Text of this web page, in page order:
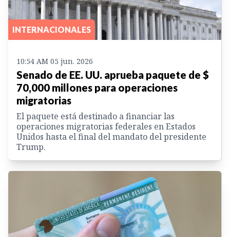
INTERNACIONALES
10:54 AM 05 jun. 2026
Senado de EE. UU. aprueba paquete de $
70,000 millones para operaciones
migratorias
El paquete está destinado a financiar las
operaciones migratorias federales en Estados
Unidos hasta el final del mandato del presidente
Trump.